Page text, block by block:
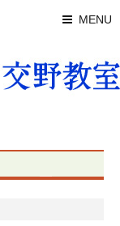
MENU